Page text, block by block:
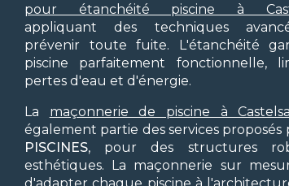
pour étanchéité piscine à
appliquant des techniques
prévenir toute fuite. L'étanchéité
piscine parfaitement fonctionnelle,
pertes d'eau et d'énergie.
La maçonnerie de piscine à
également partie des services proposés
PISCINES, pour des structures
esthétiques. La maçonnerie sur